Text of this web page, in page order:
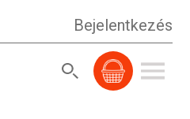
Bejelentkezés